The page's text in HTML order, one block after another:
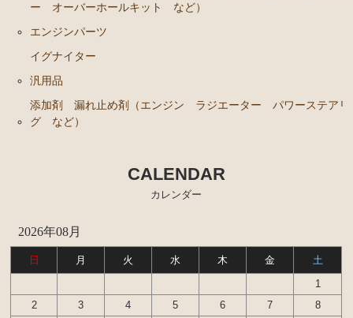
エンジン電装パーツ（イグニッションコイル デスビ
キャップ ローター センサー など）
冷却パーツ（ポンプ サーモスタット ファン ファ
ブレーキパーツ（マスターシリンダー リペアキッ
ト ホース など）
ツ ラックエンド タイロッドエンド など）
燃料パーツ（ポンプ フィルター ダンパー センダ
ーゲージなど）
ウエザーストリップ
カローラ スプリンター カローラFX
ー オーバーホールキット など）
エンジンパーツ
イグナイター
汎用品
添加剤 漏れ止め剤（エンジン ラジエーター パワーステアリ
グ など）
CALENDAR
カレンダー
2026年08月
日 月 火 水 木 金
土
1
2
3 4 5 6 7
8